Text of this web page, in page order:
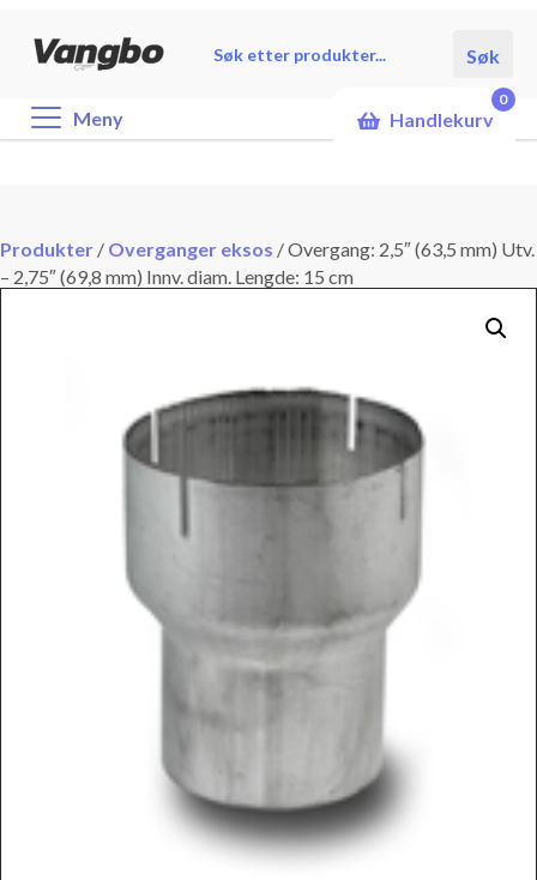
search
Søk
Meny Handlekurv
0
Produkter / Overganger eksos /Overgang: 2,5″ (63,5 mm) Utv.
– 2,75″ (69,8 mm) Innv. diam. Lengde: 15 cm